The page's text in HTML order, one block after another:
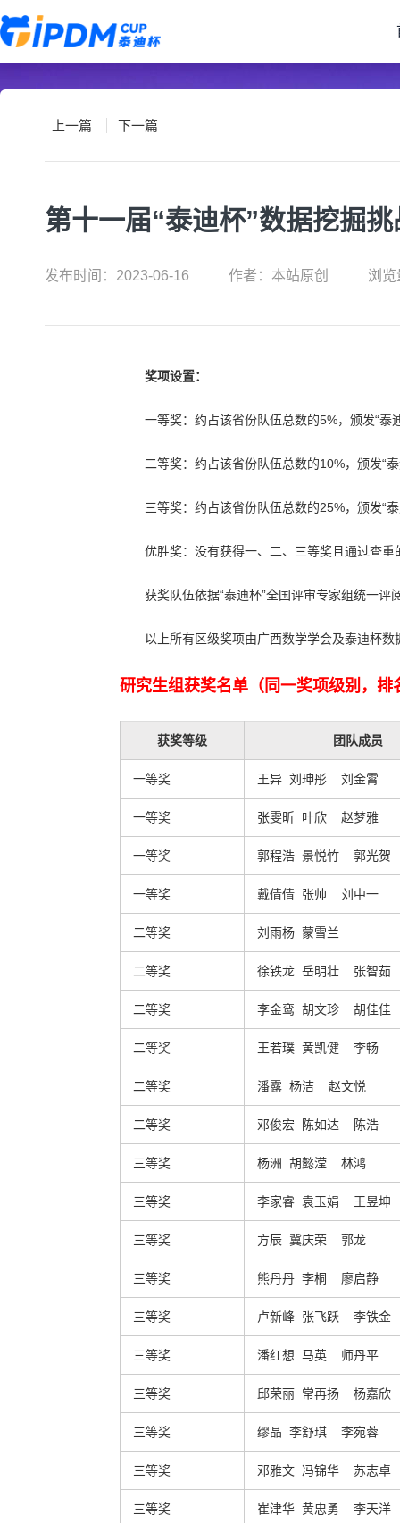
上一篇 下一篇
第十一届“泰迪杯”数据挖掘
发布时间：2023-06-16 作者：本站原创 浏览
奖项设置：
一等奖：约占该省份队伍总数的5%，颁发“泰
二等奖：约占该省份队伍总数的10%，颁发“
三等奖：约占该省份队伍总数的25%，颁发“
优胜奖：没有获得一、二、三等奖且通过查
获奖队伍依据“泰迪杯”全国评审专家组统一
以上所有区级奖项由广西数学学会及泰迪杯
研究生组获奖名单（同一奖项级别，排
获奖等级 团队成员
一等奖 王异 刘珅彤 刘金霄
一等奖 张雯昕 叶欣 赵梦雅
一等奖 郭程浩 景悦竹 郭光贺
一等奖 戴倩倩 张帅 刘中一
二等奖 刘雨杨 蒙雪兰
二等奖 徐铁龙 岳明壮 张智茹
二等奖 李金鸾 胡文珍 胡佳佳
二等奖 王若璞 黄凯健 李畅
二等奖 潘露 杨洁 赵文悦
二等奖 邓俊宏 陈如达 陈浩
三等奖 杨洲 胡懿滢 林鸿
三等奖 李家睿 袁玉娟 王昱坤
三等奖 方辰 冀庆荣 郭龙
三等奖 熊丹丹 李桐 廖启静
三等奖 卢新峰 张飞跃 李铁金
三等奖 潘红想 马英 师丹平
三等奖 邱荣丽 常再扬 杨嘉欣
三等奖 缪晶 李舒琪 李宛蓉
三等奖 邓雅文 冯锦华 苏志卓
三等奖 崔津华 黄忠勇 李天洋